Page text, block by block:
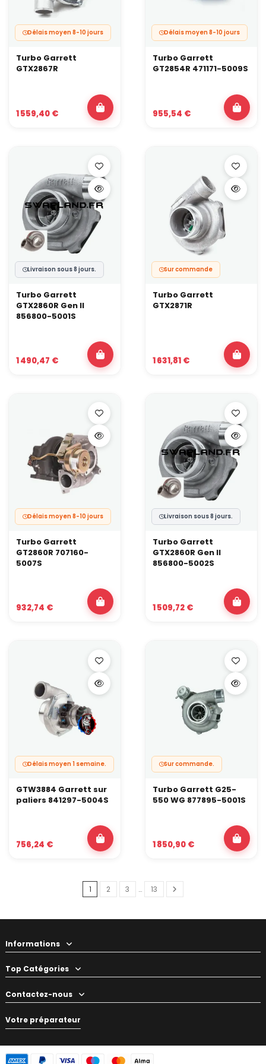
Délais moyen 8-10 jours
Turbo Garrett
GTX2867R
1 559,40 €
Délais moyen 8-10 jours
Turbo Garrett
GT2854R 471171-5009S
955,54 €
Livraison sous 8 jours.
Turbo Garrett
GTX2860R Gen II
856800-5001S
1 490,47 €
Sur commande
Turbo Garrett
GTX2871R
1 631,81 €
Délais moyen 8-10 jours
Turbo Garrett
GT2860R 707160-
5007S
932,74 €
Livraison sous 8 jours.
Turbo Garrett
GTX2860R Gen II
856800-5002S
1 509,72 €
Délais moyen 1 semaine.
GTW3884 Garrett sur
paliers 841297-5004S
756,24 €
Sur commande.
Turbo Garrett G25-
550 WG 877895-5001S
1 850,90 €
1 2 3 … 13
Informations
Top Catégories
Contactez-nous
Votre préparateur